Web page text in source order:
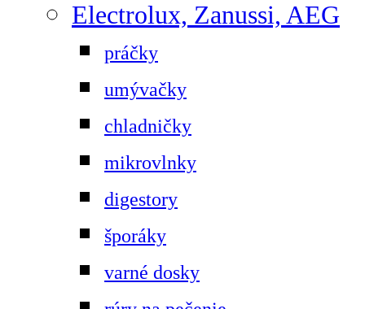
Electrolux, Zanussi, AEG
práčky
umývačky
chladničky
mikrovlnky
digestory
šporáky
varné dosky